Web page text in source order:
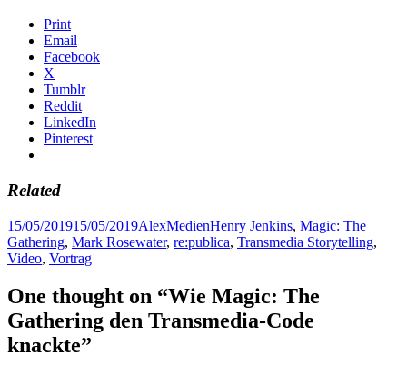
Print
Email
Facebook
X
Tumblr
Reddit
LinkedIn
Pinterest
Related
Posted
on
15/05/201915/05/2019Author
AlexCategories
MedienTags
Henry Jenkins, Magic: The
Gathering, Mark Rosewater, re:publica, Transmedia Storytelling,
Video, Vortrag
One thought on “Wie Magic: The
Gathering den Transmedia-Code
knackte”